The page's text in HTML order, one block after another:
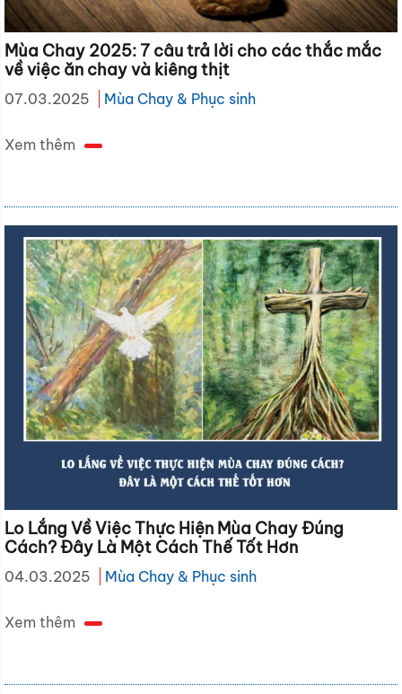
Mùa Chay 2025: 7 câu trả lời cho các thắc mắc
về việc ăn chay và kiêng thịt
07.03.2025 Mùa Chay & Phục sinh
Xem thêm
Lo Lắng Về Việc Thực Hiện Mùa Chay Đúng
Cách? Đây Là Một Cách Thế Tốt Hơn
04.03.2025 Mùa Chay & Phục sinh
Xem thêm